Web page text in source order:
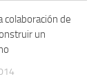
colaboración de
un